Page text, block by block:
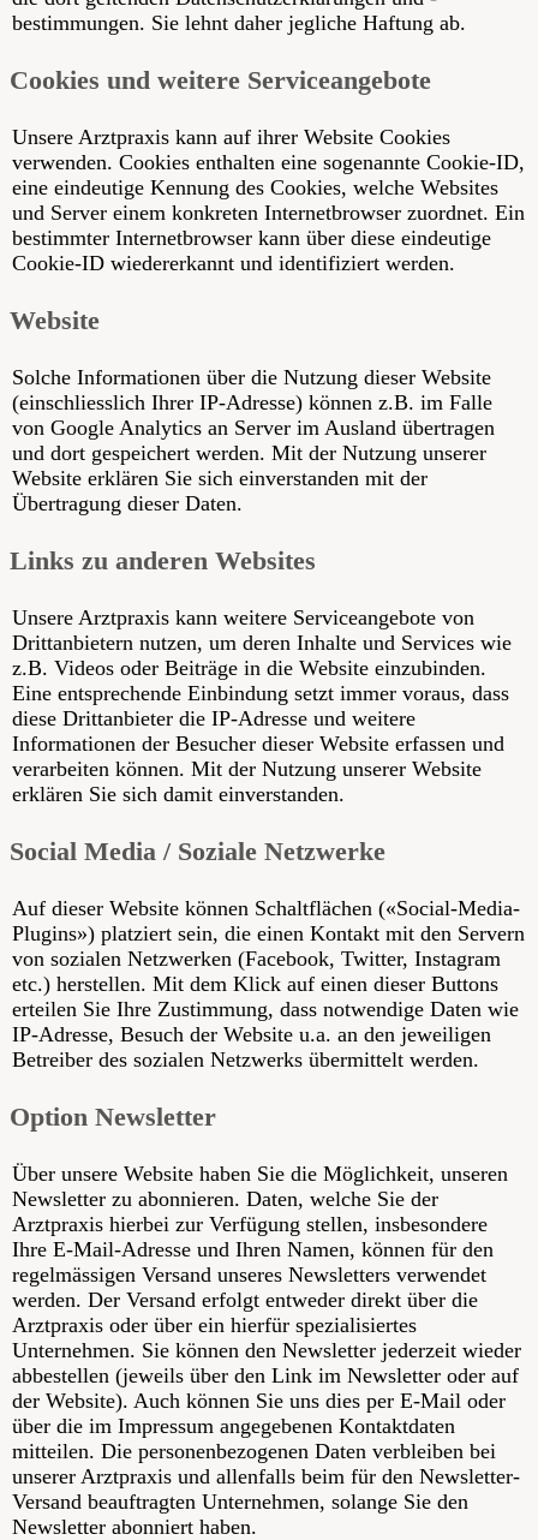
bestimmungen. Sie lehnt daher jegliche Haftung ab.
Cookies und weitere Serviceangebote
Unsere Arztpraxis kann auf ihrer Website Cookies
verwenden. Cookies enthalten eine sogenannte Cookie-ID,
eine eindeutige Kennung des Cookies, welche Websites
und Server einem konkreten Internetbrowser zuordnet. Ein
bestimmter Internetbrowser kann über diese eindeutige
Cookie-ID wiedererkannt und identifiziert werden.
Website
Solche Informationen über die Nutzung dieser Website
(einschliesslich Ihrer IP-Adresse) können z.B. im Falle
von Google Analytics an Server im Ausland übertragen
und dort gespeichert werden. Mit der Nutzung unserer
Website erklären Sie sich einverstanden mit der
Übertragung dieser Daten.
Links zu anderen Websites
Unsere Arztpraxis kann weitere Serviceangebote von
Drittanbietern nutzen, um deren Inhalte und Services wie
z.B. Videos oder Beiträge in die Website einzubinden.
Eine entsprechende Einbindung setzt immer voraus, dass
diese Drittanbieter die IP-Adresse und weitere
Informationen der Besucher dieser Website erfassen und
verarbeiten können. Mit der Nutzung unserer Website
erklären Sie sich damit einverstanden.
Social Media / Soziale Netzwerke
Auf dieser Website können Schaltflächen («Social-Media-
Plugins») platziert sein, die einen Kontakt mit den Servern
von sozialen Netzwerken (Facebook, Twitter, Instagram
etc.) herstellen. Mit dem Klick auf einen dieser Buttons
erteilen Sie Ihre Zustimmung, dass notwendige Daten wie
IP-Adresse, Besuch der Website u.a. an den jeweiligen
Betreiber des sozialen Netzwerks übermittelt werden.
Option Newsletter
Über unsere Website haben Sie die Möglichkeit, unseren
Newsletter zu abonnieren. Daten, welche Sie der
Arztpraxis hierbei zur Verfügung stellen, insbesondere
Ihre E-Mail-Adresse und Ihren Namen, können für den
regelmässigen Versand unseres Newsletters verwendet
werden. Der Versand erfolgt entweder direkt über die
Arztpraxis oder über ein hierfür spezialisiertes
Unternehmen. Sie können den Newsletter jederzeit wieder
abbestellen (jeweils über den Link im Newsletter oder auf
der Website). Auch können Sie uns dies per E-Mail oder
über die im Impressum angegebenen Kontaktdaten
mitteilen. Die personenbezogenen Daten verbleiben bei
unserer Arztpraxis und allenfalls beim für den Newsletter-
Versand beauftragten Unternehmen, solange Sie den
Newsletter abonniert haben.